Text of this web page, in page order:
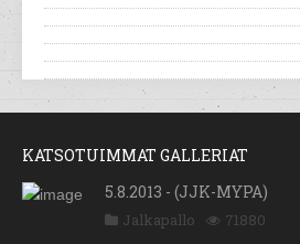
KATSOTUIMMAT GALLERIAT
5.8.2013 - (JJK-MYPA)
Jalkapallo 71880